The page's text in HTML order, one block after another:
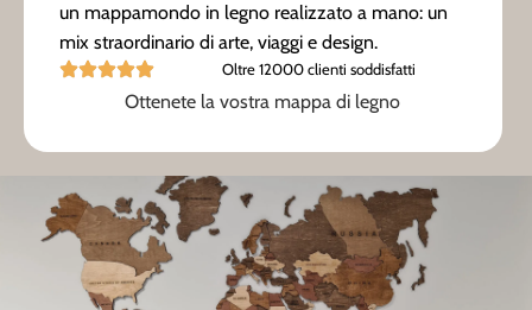
un mappamondo in legno realizzato a mano: un
mix straordinario di arte, viaggi e design.
Oltre 12000 clienti soddisfatti
Ottenete la vostra mappa di legno